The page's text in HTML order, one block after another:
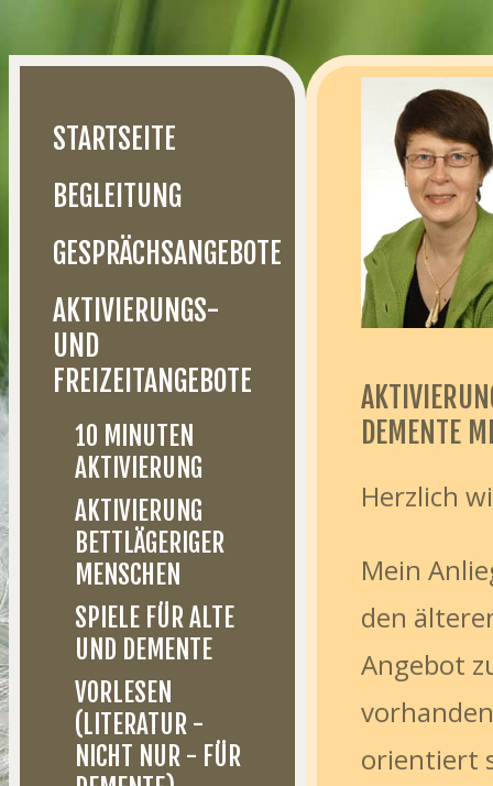
STARTSEITE
BEGLEITUNG
GESPRÄCHSANGEBOTE
AKTIVIERUNGS-
UND
FREIZEITANGEBOTE
10 MINUTEN
AKTIVIERUNG
AKTIVIERUNG
BETTLÄGERIGER
MENSCHEN
SPIELE FÜR ALTE
UND DEMENTE
VORLESEN
(LITERATUR -
NICHT NUR - FÜR
DEMENTE
Herzlich
Mein
den
Angebot
orientiert